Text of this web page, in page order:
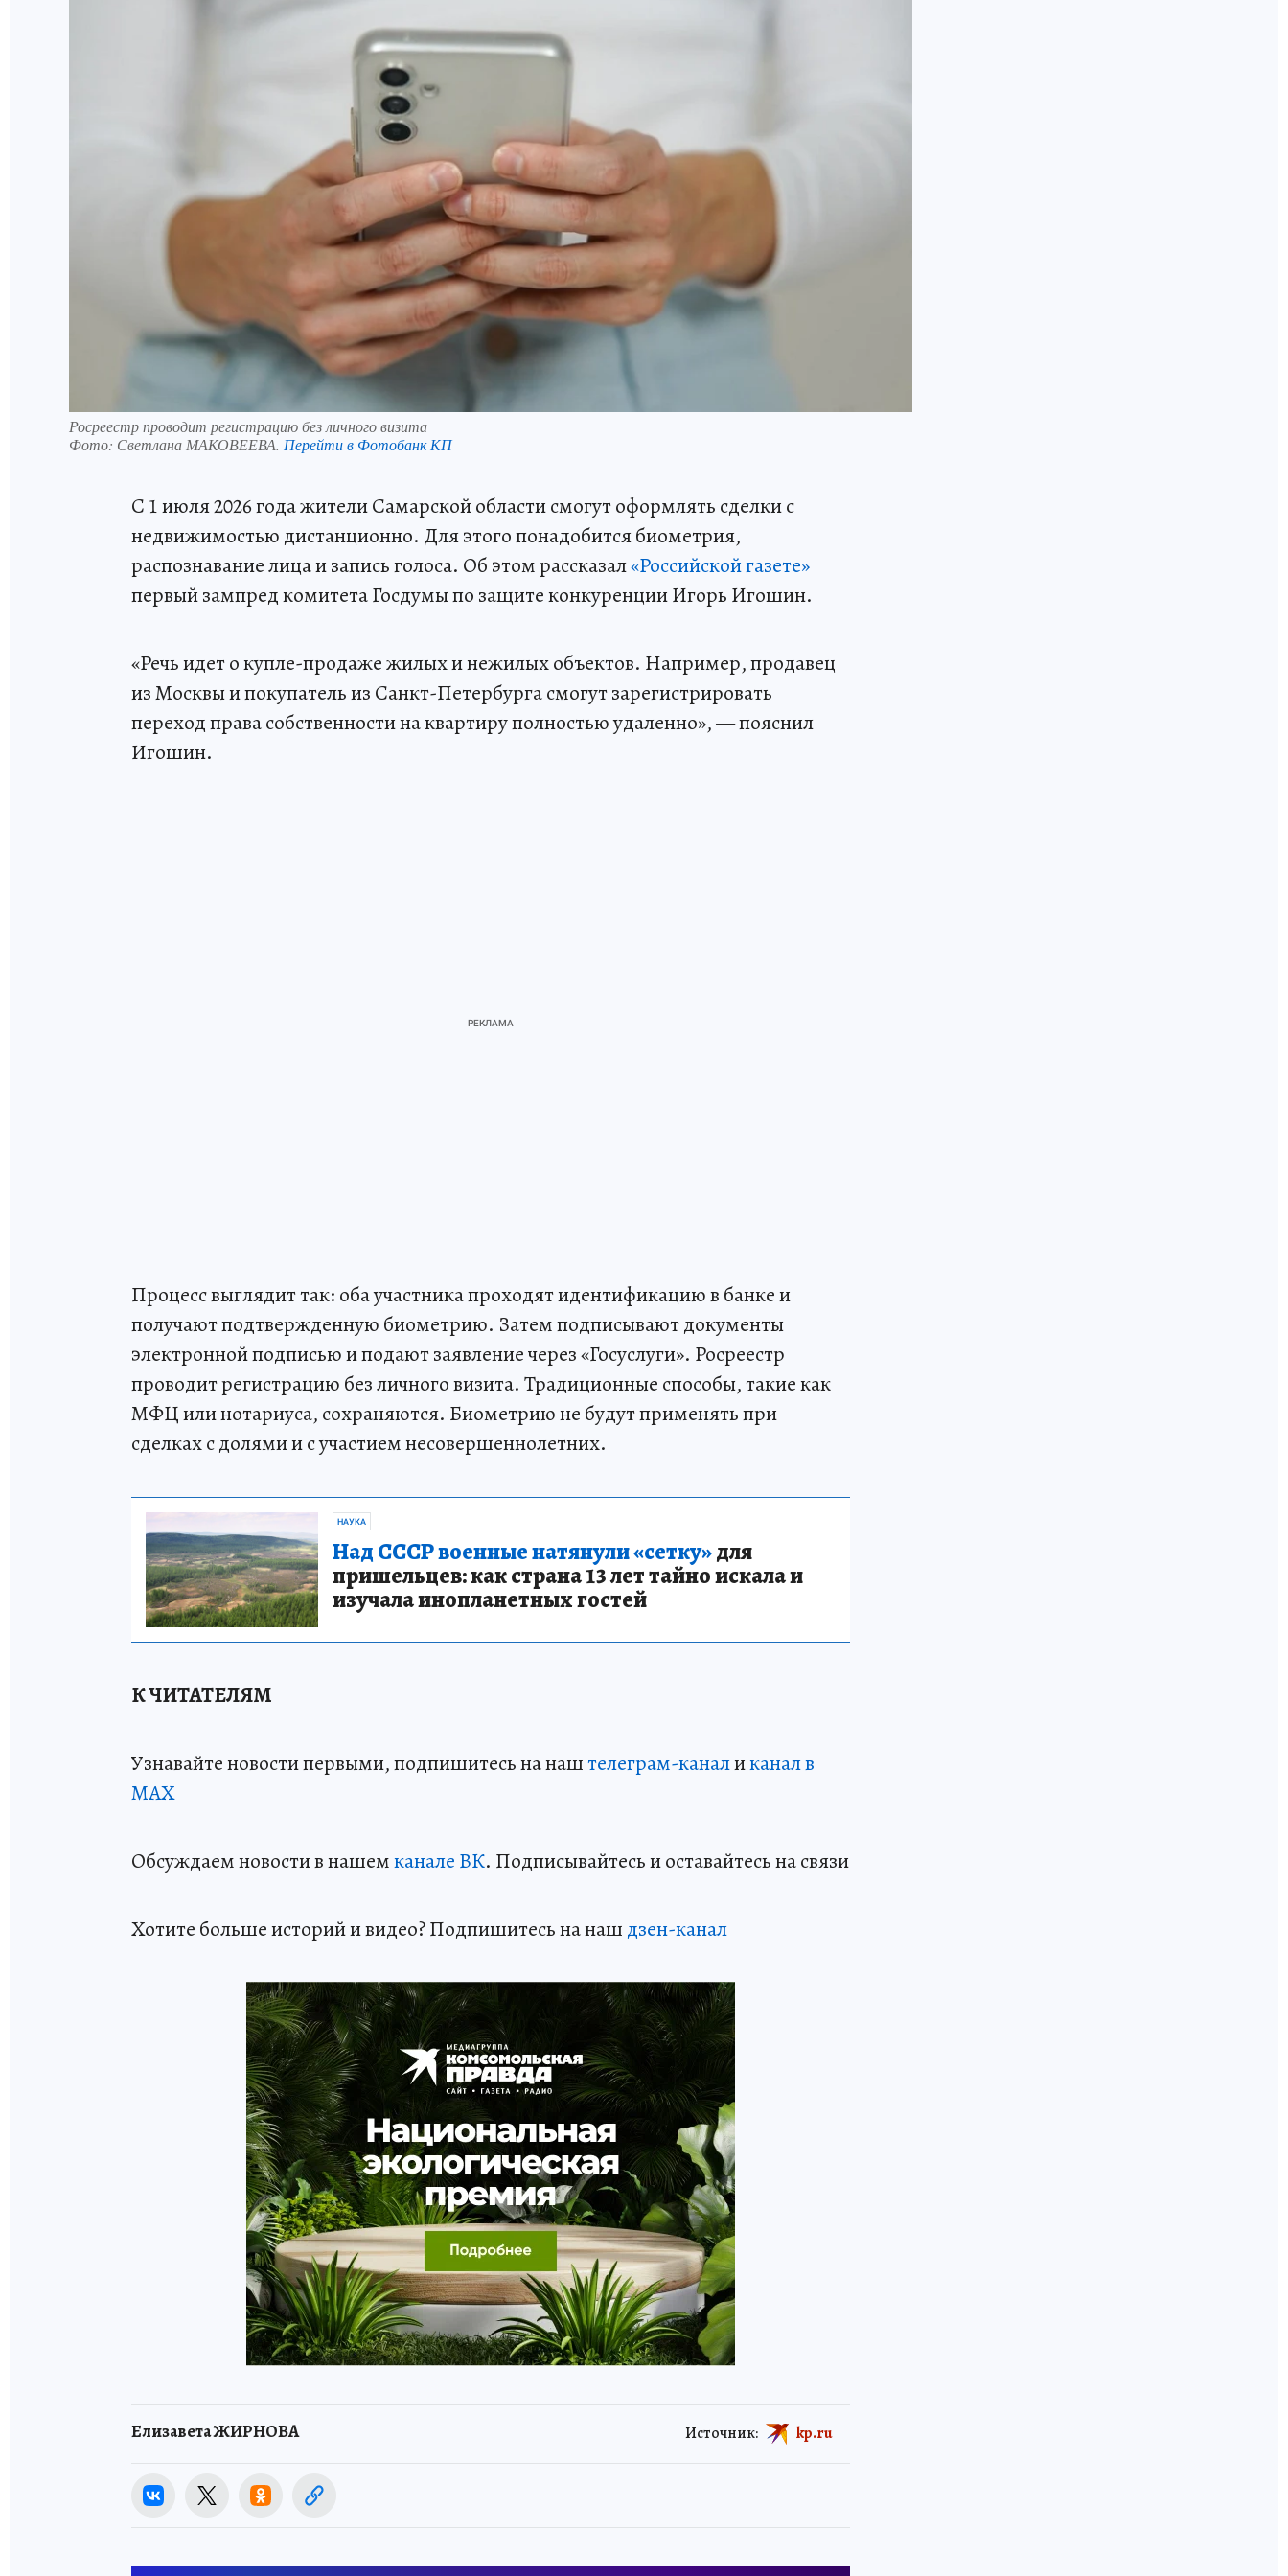
Росреестр проводит регистрацию без личного визита
Фото: Светлана МАКОВЕЕВА. Перейти в Фотобанк КП
С 1 июля 2026 года жители Самарской области смогут оформлять сделки с
недвижимостью дистанционно. Для этого понадобится биометрия,
распознавание лица и запись голоса. Об этом рассказал«Российской газете»
первый зампред комитета Госдумы по защите конкуренции Игорь Игошин.
«Речь идет о купле-продаже жилых и нежилых объектов. Например, продавец
из Москвы и покупатель из Санкт-Петербурга смогут зарегистрировать
переход права собственности на квартиру полностью удаленно», — пояснил
Игошин.
Процесс выглядит так: оба участника проходят идентификацию в банке и
получают подтвержденную биометрию. Затем подписывают документы
электронной подписью и подают заявление через «Госуслуги». Росреестр
проводит регистрацию без личного визита. Традиционные способы, такие как
МФЦ или нотариуса, сохраняются. Биометрию не будут применять при
сделках с долями и с участием несовершеннолетних.
НАУКА
Над СССР военные натянули «сетку»для
пришельцев: как страна 13 лет тайно искала и
изучала инопланетных гостей
К ЧИТАТЕЛЯМ
Узнавайте новости первыми, подпишитесь на наштелеграм-каналиканал в
МАХ
Обсуждаем новости в нашемканале ВК. Подписывайтесь и оставайтесь на связи
Хотите больше историй и видео? Подпишитесь на наш дзен-канал
Елизавета ЖИРНОВА Источник: kp.ru